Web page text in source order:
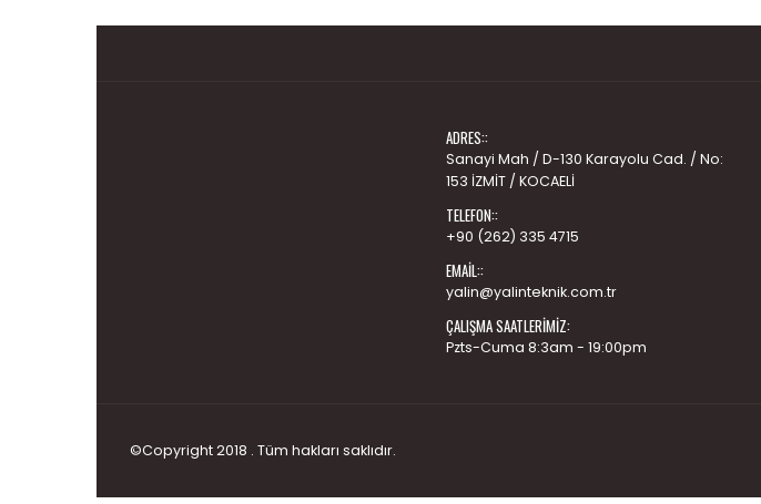
ADRES::
Sanayi Mah / D-130 Karayolu Cad. / No:
153 İZMİT / KOCAELİ
TELEFON::
+90 (262) 335 4715
EMAIL::
yalin@yalinteknik.com.tr
ÇALIŞMA SAATLERIMIZ:
Pzts-Cuma 8:3am - 19:00pm
©Copyright 2018 . Tüm hakları saklıdır.